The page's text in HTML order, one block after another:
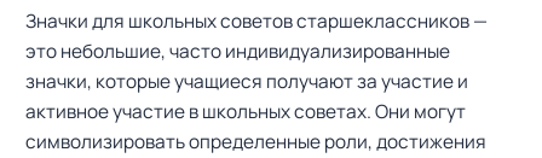
Значки для школьных советов старшеклассников —
это небольшие, часто индивидуализированные
значки, которые учащиеся получают за участие и
активное участие в школьных советах. Они могут
символизировать определенные роли, достижения